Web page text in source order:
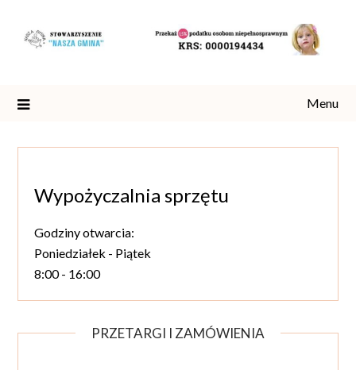
content
Menu
Wypożyczalnia sprzętu
Godziny otwarcia:
Poniedziałek - Piątek
8:00 - 16:00
PRZETARGI I ZAMÓWIENIA